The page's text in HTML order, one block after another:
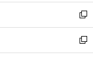
く
ウ
で
開
く
ン
ド
ウ
で
開
ウ
ィ
ン
ド
ウ
し
い
ウ
ィ
ン
新
し
い
ウ
新
し